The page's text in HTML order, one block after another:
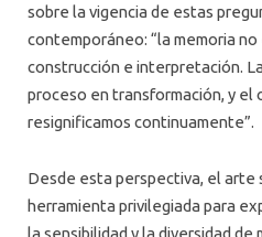
sobre la vigencia de estas
contemporáneo: “la memoria
construcción e interpretación.
proceso en transformación, y el
resignificamos continuamente”.
Desde esta perspectiva, el arte
herramienta privilegiada para
la sensibilidad y la diversidad de